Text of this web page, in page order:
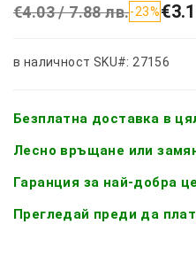
€4.03 / 7.88 лв.-23%
в наличност SKU#: 27156
Безплатна доставка в
Лесно връщане или
Гаранция за най-добра
Прегледай преди да